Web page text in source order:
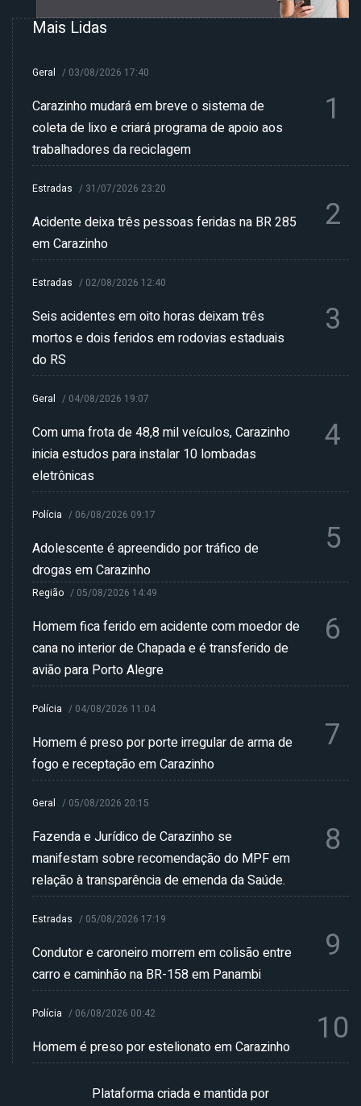
Mais Lidas
Geral / 03/08/2026 17:40
Carazinho mudará em breve o sistema de
coleta de lixo e criará programa de apoio aos
trabalhadores da reciclagem
1
Estradas / 31/07/2026 23:20
Acidente deixa três pessoas feridas na BR 285
em Carazinho
2
Estradas / 02/08/2026 12:40
Seis acidentes em oito horas deixam três
mortos e dois feridos em rodovias estaduais
do RS
3
Geral / 04/08/2026 19:07
Com uma frota de 48,8 mil veículos, Carazinho
inicia estudos para instalar 10 lombadas
eletrônicas
4
Polícia / 06/08/2026 09:17
Adolescente é apreendido por tráfico de
drogas em Carazinho
5
Região / 05/08/2026 14:49
Homem fica ferido em acidente com moedor de
cana no interior de Chapada e é transferido de
avião para Porto Alegre
6
Polícia / 04/08/2026 11:04
Homem é preso por porte irregular de arma de
fogo e receptação em Carazinho
7
Geral / 05/08/2026 20:15
Fazenda e Jurídico de Carazinho se
manifestam sobre recomendação do MPF em
relação à transparência de emenda da Saúde.
8
Estradas / 05/08/2026 17:19
Condutor e caroneiro morrem em colisão entre
carro e caminhão na BR-158 em Panambi
9
Polícia / 06/08/2026 00:42
Homem é preso por estelionato em Carazinho 10
Plataforma criada e mantida por